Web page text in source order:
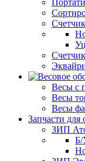
Весы с
Весы
Весы
Запчасти для
ЗИП